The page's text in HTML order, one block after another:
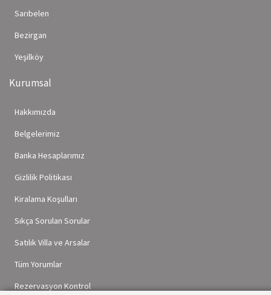
Sarıbelen
Bezirgan
Yeşilköy
Kurumsal
Hakkımızda
Belgelerimiz
Banka Hesaplarımız
Gizlilik Politikası
Kiralama Koşulları
Sıkça Sorulan Sorular
Satılık Villa ve Arsalar
Tüm Yorumlar
Rezervasyon Kontrol